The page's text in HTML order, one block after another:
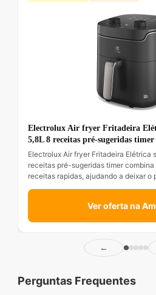
Electrolux Air fryer Fritadeira
5,8L 8 receitas pré-sugeridas timer
Electrolux Air fryer Fritadeira Elétrica
receitas pré-sugeridas timer
receitas rapidas, ajudando a deixar o
Ver oferta na
←
Perguntas Frequentes